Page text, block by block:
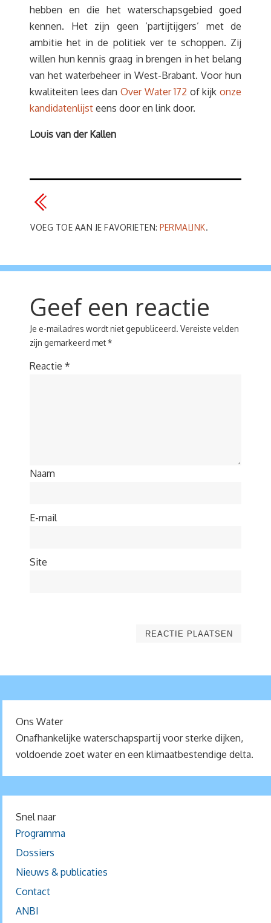
hebben en die het waterschapsgebied goed
kennen. Het zijn geen ‘partijtijgers’ met de
ambitie het in de politiek ver te schoppen. Zij
willen hun kennis graag in brengen in het belang
van het waterbeheer in West-Brabant. Voor hun
kwaliteiten lees dan Over Water 172 of kijk onze
kandidatenlijst eens door en link door.
Louis van der Kallen
VOEG TOE AAN JE FAVORIETEN: PERMALINK.
Geef een reactie
Je e-mailadres wordt niet gepubliceerd. Vereiste velden
zijn gemarkeerd met*
Reactie *
Naam
E-mail
Site
Ons Water
Onafhankelijke waterschapspartij voor sterke dijken,
voldoende zoet water en een klimaatbestendige delta.
Snel naar
Programma
Dossiers
Nieuws & publicaties
Contact
ANBI